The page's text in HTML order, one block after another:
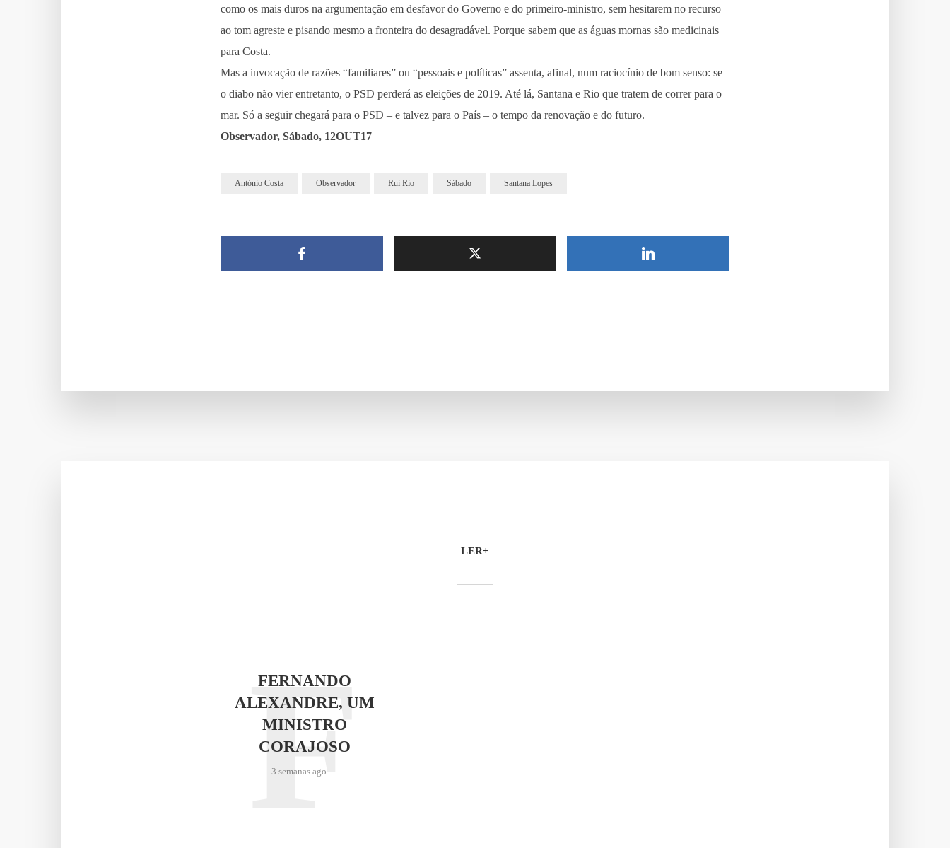
como os mais duros na argumentação em desfavor do Governo e do primeiro-ministro, sem hesitarem no recurso
ao tom agreste e pisando mesmo a fronteira do desagradável. Porque sabem que as águas mornas são medicinais
para Costa.
Mas a invocação de razões “familiares” ou “pessoais e políticas” assenta, afinal, num raciocínio de bom senso: se
o diabo não vier entretanto, o PSD perderá as eleições de 2019. Até lá, Santana e Rio que tratem de correr para o
mar. Só a seguir chegará para o PSD – e talvez para o País – o tempo da renovação e do futuro.
Observador, Sábado, 12OUT17
António Costa Observador Rui Rio Sábado Santana Lopes
LER+
FERNANDO
ALEXANDRE, UM
MINISTRO
CORAJOSO
3 semanas ago
F